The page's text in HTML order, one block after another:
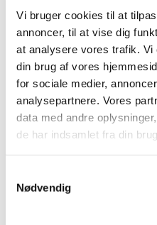
Vi bruger cookies til at
annoncer, til at vise dig
at analysere vores trafik. Vi
din brug af vores
for sociale medier,
analysepartnere. Vores
data med andre
de har indsamlet fra din
Nødvendig
december (6)
november (5)
oktober (7)
september (2)
august (4)
juli (2)
juni (1)
maj (2)
marts (3)